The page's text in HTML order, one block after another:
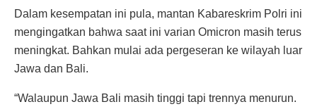
Dalam kesempatan ini pula, mantan Kabareskrim Polri ini
mengingatkan bahwa saat ini varian Omicron masih terus
meningkat. Bahkan mulai ada pergeseran ke wilayah luar
Jawa dan Bali.
“Walaupun Jawa Bali masih tinggi tapi trennya menurun.